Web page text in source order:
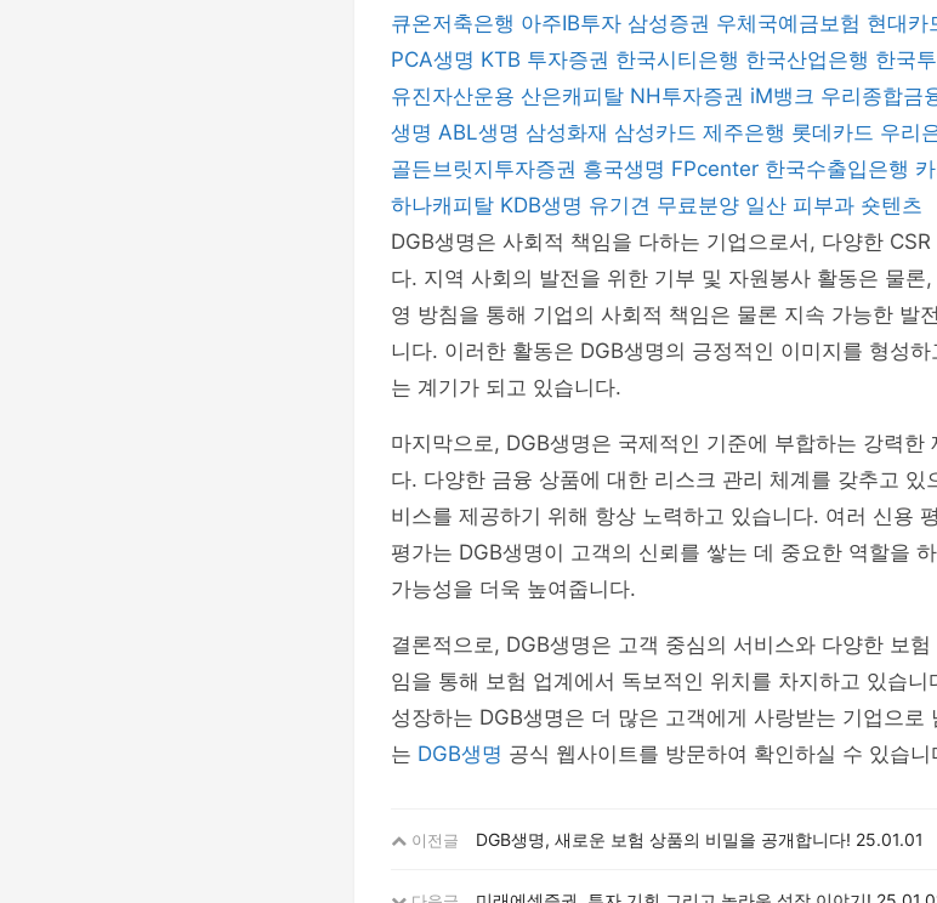
큐온저축은행 아주IB투자 삼성증권 우체국예금보험 현대카
PCA생명 KTB 투자증권 한국시티은행 한국산업은행 한국
유진자산운용 산은캐피탈 NH투자증권 iM뱅크 우리종합금
생명 ABL생명 삼성화재 삼성카드 제주은행 롯데카드 우리
골든브릿지투자증권 흥국생명 FPcenter 한국수출입은행
하나캐피탈 KDB생명 유기견 무료분양 일산 피부과 숏텐츠
DGB생명은 사회적 책임을 다하는 기업으로서, 다양한
다. 지역 사회의 발전을 위한 기부 및 자원봉사 활동은 물론
영 방침을 통해 기업의 사회적 책임은 물론 지속 가능한 발
니다. 이러한 활동은 DGB생명의 긍정적인 이미지를 형성
는 계기가 되고 있습니다.
마지막으로, DGB생명은 국제적인 기준에 부합하는 강력한
다. 다양한 금융 상품에 대한 리스크 관리 체계를 갖추고 있
비스를 제공하기 위해 항상 노력하고 있습니다. 여러 신용
평가는 DGB생명이 고객의 신뢰를 쌓는 데 중요한 역할을
가능성을 더욱 높여줍니다.
결론적으로, DGB생명은 고객 중심의 서비스와 다양한 보
임을 통해 보험 업계에서 독보적인 위치를 차지하고 있습
성장하는 DGB생명은 더 많은 고객에게 사랑받는 기업으로
는 DGB생명 공식 웹사이트를 방문하여 확인하실 수 있습니
이전글 DGB생명, 새로운 보험 상품의 비밀을 공개합니다! 25.01.01